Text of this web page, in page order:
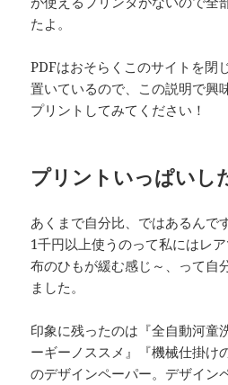
たよ。
PDFはおそらくこのサイトを閉
置いているので、この説明で興
プリントしてみてください！
プリントいっぱいし
あくまで自分比、ではあるんで
1千円以上使うのって私にはレ
布のひもが緩む感じ～、って自
ました。
印象に残ったのは『全自動河童
ーギーノススメ』『機械仕掛け
のデザインペーパー。デザイン